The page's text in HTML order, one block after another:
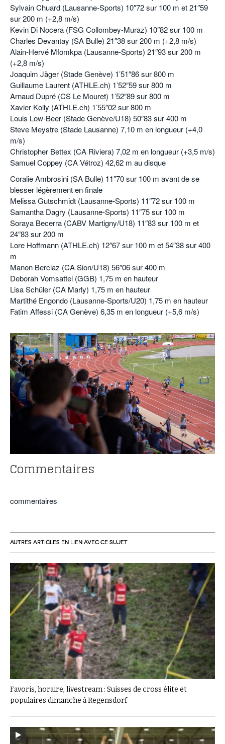
Sylvain Chuard (Lausanne-Sports) 10″72 sur 100 m et 21″59
sur 200 m (+2,8 m/s)
Kevin Di Nocera (FSG Collombey-Muraz) 10″82 sur 100 m
Charles Devantay (SA Bulle) 21″38 sur 200 m (+2,8 m/s)
Alain-Hervé Mfomkpa (Lausanne-Sports) 21″93 sur 200 m
(+2,8 m/s)
Joaquim Jäger (Stade Genève) 1’51″86 sur 800 m
Guillaume Laurent (ATHLE.ch) 1’52″59 sur 800 m
Arnaud Dupré (CS Le Mouret) 1’52″89 sur 800 m
Xavier Kolly (ATHLE.ch) 1’55″02 sur 800 m
Louis Low-Beer (Stade Genève/U18) 50″83 sur 400 m
Steve Meystre (Stade Lausanne) 7,10 m en longueur (+4,0
m/s)
Christopher Bettex (CA Riviera) 7,02 m en longueur (+3,5 m/s)
Samuel Coppey (CA Vétroz) 42,62 m au disque
Coralie Ambrosini (SA Bulle) 11″70 sur 100 m avant de se
blesser légèrement en finale
Melissa Gutschmidt (Lausanne-Sports) 11″72 sur 100 m
Samantha Dagry (Lausanne-Sports) 11″75 sur 100 m
Soraya Becerra (CABV Martigny/U18) 11″83 sur 100 m et
24″83 sur 200 m
Lore Hoffmann (ATHLE.ch) 12″67 sur 100 m et 54″38 sur 400
m
Manon Berclaz (CA Sion/U18) 56″06 sur 400 m
Deborah Vomsattel (GGB) 1,75 m en hauteur
Lisa Schüler (CA Marly) 1,75 m en hauteur
Martithé Engondo (Lausanne-Sports/U20) 1,75 m en hauteur
Fatim Affessi (CA Genève) 6,35 m en longueur (+5,6 m/s)
Commentaires
commentaires
AUTRES ARTICLES EN LIEN AVEC CE SUJET
Favoris, horaire, livestream : Suisses de cross élite et
populaires dimanche à Regensdorf